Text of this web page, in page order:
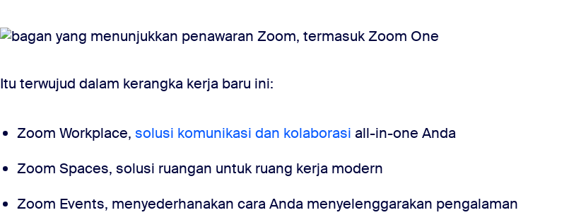
Itu terwujud dalam kerangka kerja baru ini:
Zoom Workplace, solusi komunikasi dan kolaborasi all-in-one Anda
Zoom Spaces, solusi ruangan untuk ruang kerja modern
Zoom Events, menyederhanakan cara Anda menyelenggarakan pengalaman